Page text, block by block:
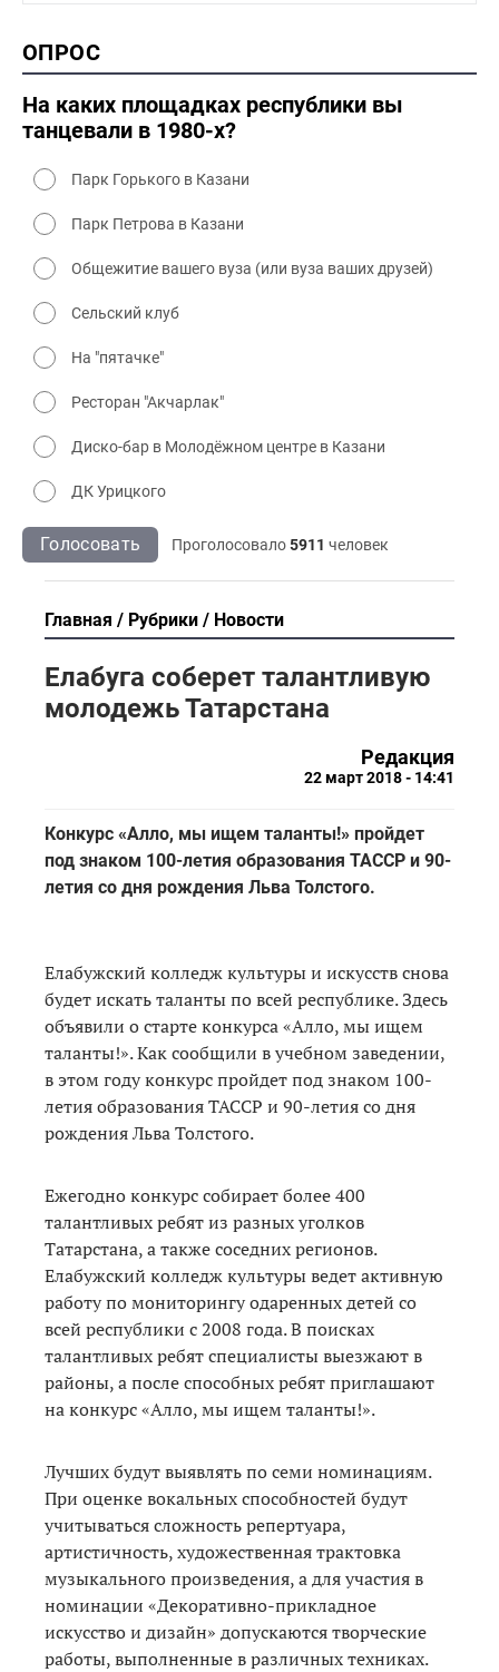
1990-2000 культура
2000 промышленность
2000 культура
ОПРОС
На каких площадках республики вы
танцевали в 1980-х?
Парк Горького в Казани
Парк Петрова в Казани
Общежитие вашего вуза (или вуза ваших друзей)
Сельский клуб
На "пятачке"
Ресторан "Акчарлак"
Диско-бар в Молодёжном центре в Казани
ДК Урицкого
Голосовать Проголосовало5911 человек
Главная Рубрики Новости
Елабуга соберет талантливую
молодежь Татарстана
Редакция
22 март 2018 - 14:41
Конкурс «Алло, мы ищем таланты!» пройдет
под знаком 100-летия образования ТАССР и 90-
летия со дня рождения Льва Толстого.
Елабужский колледж культуры и искусств снова
будет искать таланты по всей республике. Здесь
объявили о старте конкурса «Алло, мы ищем
таланты!». Как сообщили в учебном заведении,
в этом году конкурс пройдет под знаком 100-
летия образования ТАССР и 90-летия со дня
рождения Льва Толстого.
Ежегодно конкурс собирает более 400
талантливых ребят из разных уголков
Татарстана, а также соседних регионов.
Елабужский колледж культуры ведет активную
работу по мониторингу одаренных детей со
всей республики с 2008 года. В поисках
талантливых ребят специалисты выезжают в
районы, а после способных ребят приглашают
на конкурс «Алло, мы ищем таланты!».
Лучших будут выявлять по семи номинациям.
При оценке вокальных способностей будут
учитываться сложность репертуара,
артистичность, художественная трактовка
музыкального произведения, а для участия в
номинации «Декоративно-прикладное
искусство и дизайн» допускаются творческие
работы, выполненные в различных техниках.